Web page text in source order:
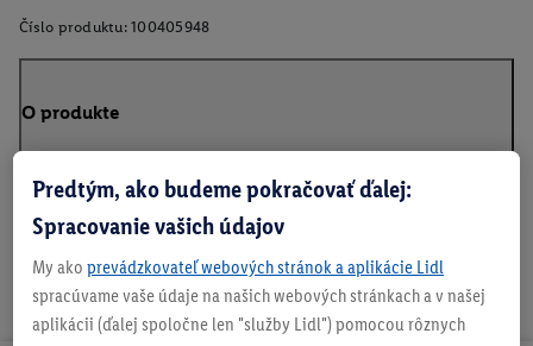
Číslo produktu: 100405948
O produkte
Predtým, ako budeme pokračovať ďalej:
Spracovanie vašich údajov
My ako prevádzkovateľ webových stránok a aplikácie Lidl
spracúvame vaše údaje na našich webových stránkach a v našej
aplikácii (ďalej spoločne len "služby Lidl") pomocou rôznych